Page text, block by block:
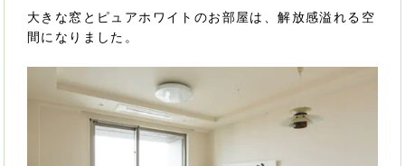
大きな窓とピュアホワイトのお部屋は、解放感溢れる空
間になりました。